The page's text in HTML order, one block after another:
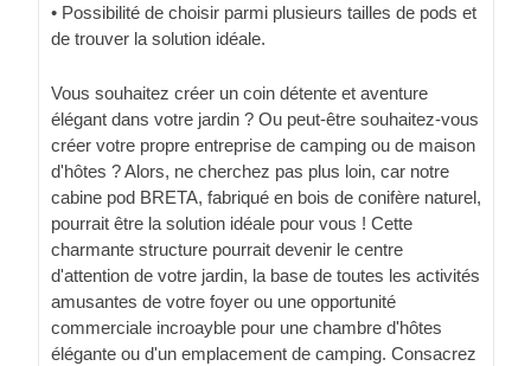
• Possibilité de choisir parmi plusieurs tailles de pods et
de trouver la solution idéale.
Vous souhaitez créer un coin détente et aventure
élégant dans votre jardin ? Ou peut-être souhaitez-vous
créer votre propre entreprise de camping ou de maison
d'hôtes ? Alors, ne cherchez pas plus loin, car notre
cabine pod BRETA, fabriqué en bois de conifère naturel,
pourrait être la solution idéale pour vous ! Cette
charmante structure pourrait devenir le centre
d'attention de votre jardin, la base de toutes les activités
amusantes de votre foyer ou une opportunité
commerciale incroayble pour une chambre d'hôtes
élégante ou d'un emplacement de camping. Consacrez